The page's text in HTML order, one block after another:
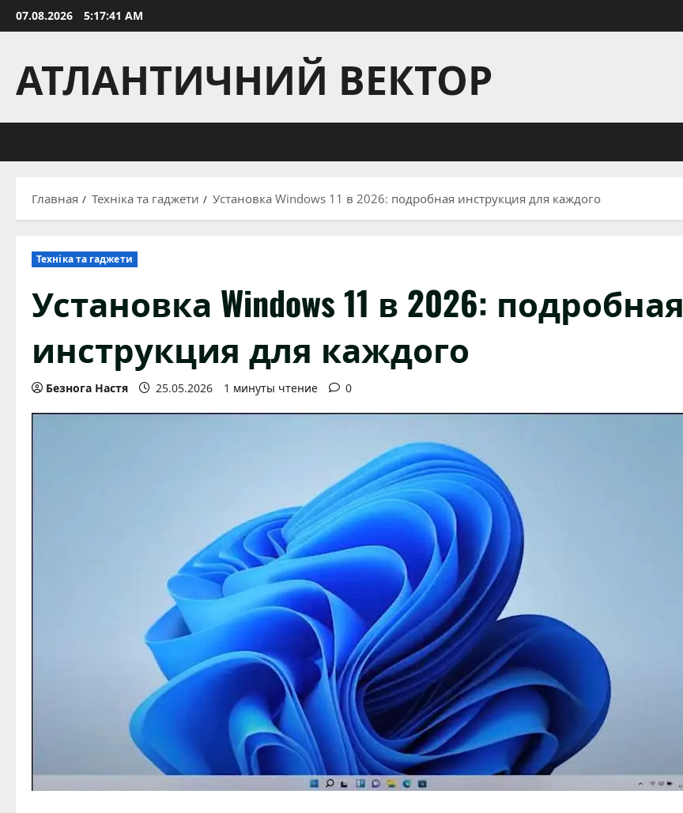
Перейти
к
07.08.2026 5:17:42 AM
АТЛАНТИЧНИЙ ВЕКТОР
Главная Техніка та гаджети Установка Windows 11 в 2026: подробная инструкция для каждого
Техніка та гаджети
Установка Windows 11 в 2026: подробная
инструкция для каждого
Безнога Настя 25.05.2026 1 минуты чтение 0